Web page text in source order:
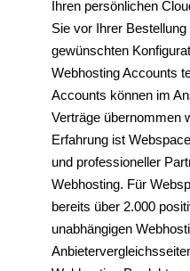
Ihren persönlichen
Sie vor Ihrer
gewünschten
Webhosting Accounts
Accounts können im
Verträge übernommen
Erfahrung ist
und professioneller
Webhosting. Für
bereits über 2.000
unabhängigen